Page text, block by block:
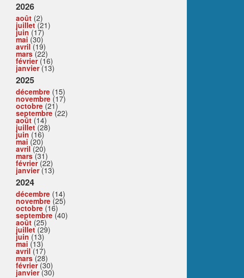
2026
août (2)
juillet(21)
juin (17)
mai (30)
avril(19)
mars(22)
février(16)
janvier(13)
2025
décembre (15)
novembre (17)
octobre (21)
septembre (22)
août (14)
juillet(28)
juin (16)
mai (20)
avril(20)
mars(31)
février(22)
janvier(13)
2024
décembre (14)
novembre (25)
octobre (16)
septembre (40)
août (25)
juillet(29)
juin (13)
mai (13)
avril(17)
mars(28)
février(30)
janvier(30)